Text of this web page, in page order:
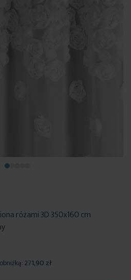
różami 3D 350x160 cm
271,90 zł